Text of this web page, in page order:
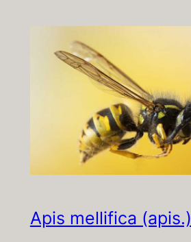
Apis mellifica (apis.)